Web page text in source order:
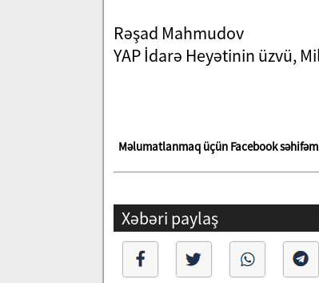
Rəşad Mahmudov
YAP İdarə Heyətinin üzvü,
Məlumatlanmaq üçün Facebook
Xəbəri paylaş